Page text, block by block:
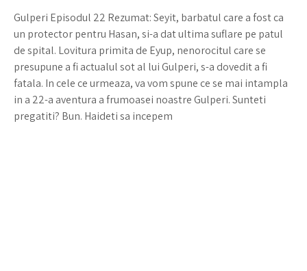
Gulperi Episodul 22 Rezumat: Seyit, barbatul care a fost ca
un protector pentru Hasan, si-a dat ultima suflare pe patul
de spital. Lovitura primita de Eyup, nenorocitul care se
presupune a fi actualul sot al lui Gulperi, s-a dovedit a fi
fatala. In cele ce urmeaza, va vom spune ce se mai intampla
in a 22-a aventura a frumoasei noastre Gulperi. Sunteti
pregatiti? Bun. Haideti sa incepem